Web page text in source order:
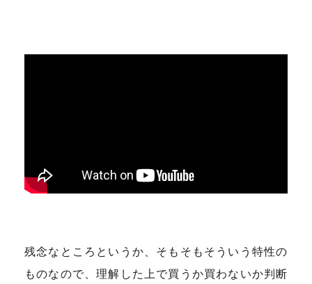
残念なところというか、そもそもそういう特性の
ものなので、理解した上で買うか買わないか判断